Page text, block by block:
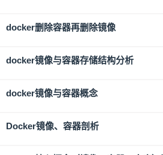
docker删除容器再删除镜像
docker镜像与容器存储结构分析
docker镜像与容器概念
Docker镜像、容器剖析